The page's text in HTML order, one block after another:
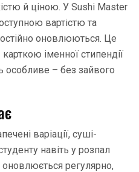
й ціною. У Sushi Master
вартістю та
оновлюються. Це
іменної стипендії
особливе – без зайвого
варіації, суші-
навіть у розпал
регулярно,